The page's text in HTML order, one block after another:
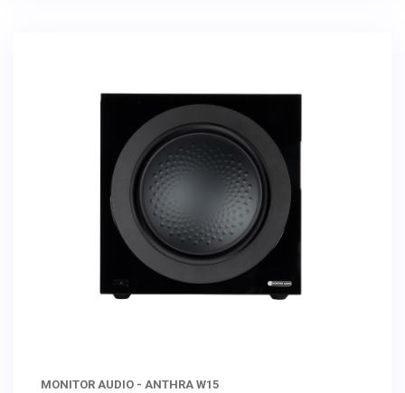
MONITOR AUDIO - ANTHRA W15